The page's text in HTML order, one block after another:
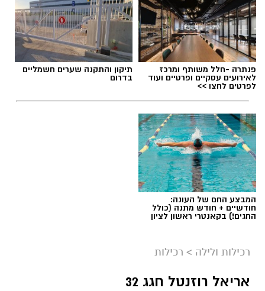
פנתרה -חלל משותף ומרכז
לאירועים עסקיים ופרטיים ועוד
לפרטים לחצו >>
תיקון והתקנה שערים חשמליים
בדרום
המבצע החם של העונה:
חודשיים + חודש מתנה (כולל
החגים!) בקאנטרי ראשון לציון
רכילות ולילה > רכילות
אריאל רוזנטל חגג 32